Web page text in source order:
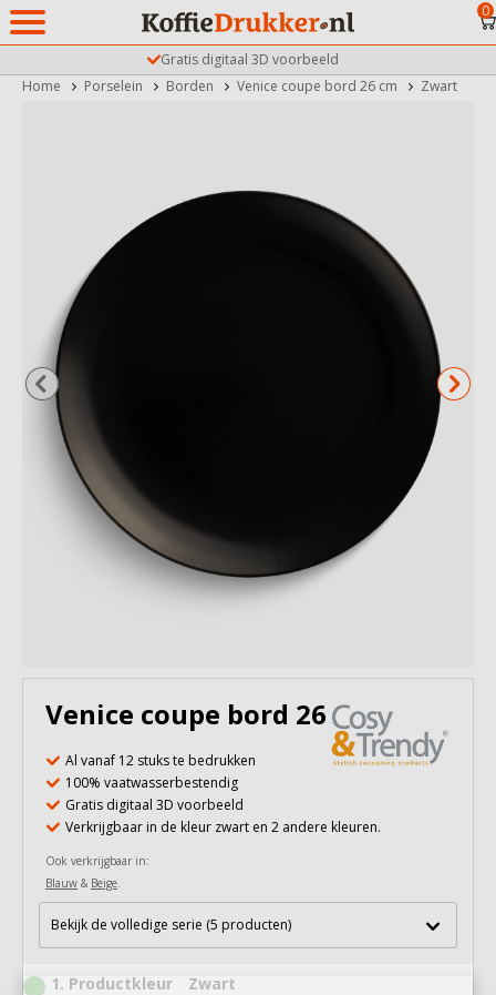
Gratis digitaal 3D voorbeeld
0
Home Porselein Borden Venice coupe bord 26 cm Zwart
Venice coupe bord 26 cm
Al vanaf 12 stuks te bedrukken
100% vaatwasserbestendig
Gratis digitaal 3D voorbeeld
Verkrijgbaar in de kleur zwart en 2 andere kleuren.
Ook verkrijgbaar in:
Blauw & Beige.
Bekijk de volledige serie (5 producten)
1 Productkleur Zwart